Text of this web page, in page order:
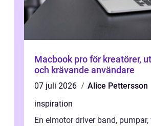
Macbook pro för kreatörer,
och krävande användare
07 juli 2026
Alice Pettersson
inspiration
En elmotor driver band,